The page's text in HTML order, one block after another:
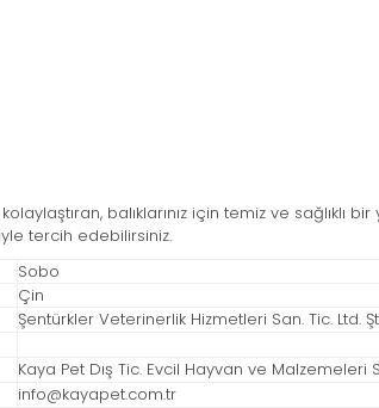
kolaylaştıran, balıklarınız için temiz ve
tercih edebilirsiniz.
Sobo
Çin
Şentürkler Veterinerlik Hizmetleri San. Tic. Ltd.
Kaya Pet Dış Tic. Evcil Hayvan ve Malzemeleri
info@kayapet.com.tr